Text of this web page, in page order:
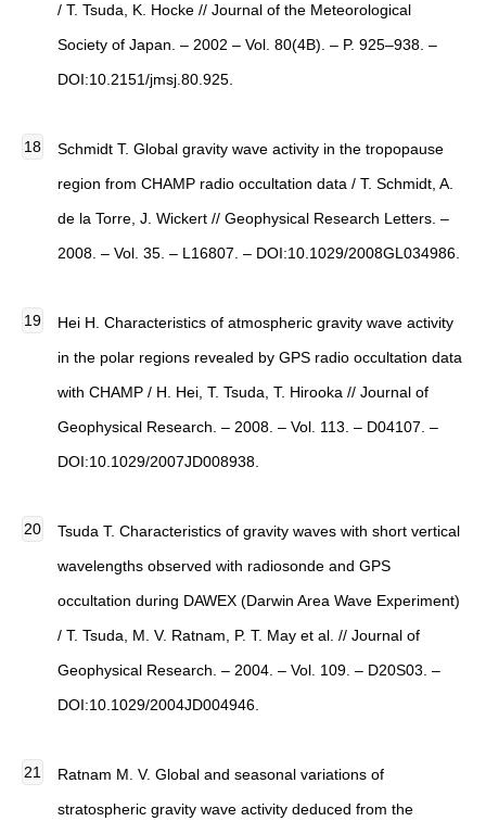
/ T. Tsuda, K. Hocke // Journal of the Meteorological
Society of Japan. – 2002 – Vol. 80(4B). – P. 925–938. –
DOI:10.2151/jmsj.80.925.
Schmidt T. Global gravity wave activity in the tropopause
region from CHAMP radio occultation data / T. Schmidt, A.
de la Torre, J. Wickert // Geophysical Research Letters. –
2008. – Vol. 35. – L16807. – DOI:10.1029/2008GL034986.
Hei H. Characteristics of atmospheric gravity wave activity
in the polar regions revealed by GPS radio occultation data
with CHAMP / H. Hei, T. Tsuda, T. Hirooka // Journal of
Geophysical Research. – 2008. – Vol. 113. – D04107. –
DOI:10.1029/2007JD008938.
Tsuda T. Characteristics of gravity waves with short vertical
wavelengths observed with radiosonde and GPS
occultation during DAWEX (Darwin Area Wave Experiment)
/ T. Tsuda, M. V. Ratnam, P. T. May et al. // Journal of
Geophysical Research. – 2004. – Vol. 109. – D20S03. –
DOI:10.1029/2004JD004946.
Ratnam M. V. Global and seasonal variations of
stratospheric gravity wave activity deduced from the